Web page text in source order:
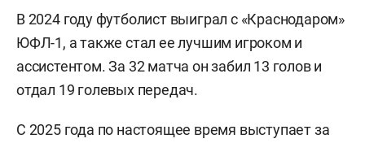
В 2024 году футболист выиграл с «Краснодаром»
ЮФЛ-1, а также стал ее лучшим игроком и
ассистентом. За 32 матча он забил 13 голов и
отдал 19 голевых передач.
С 2025 года по настоящее время выступает за